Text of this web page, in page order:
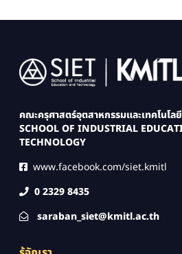
Image
คณะครุศาสตร์อุตสาหกรรมและเทคโนโลยี
SCHOOL OF INDUSTRIAL
TECHNOLOGY
www.facebook.com/siet.kmitl
0 2329 8435
saraban_siet@kmitl.ac.th